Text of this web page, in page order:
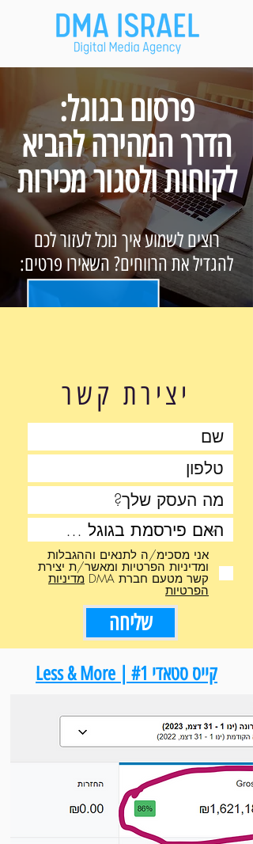
פרסום בגוגל:
הדרך המהירה להביא
לקוחות ולסגור מכירות
רוצים לשמוע איך נוכל לעזור לכם
להגדיל את הרווחים? השאירו פרטים:
יצירת קשר
אני מסכימ/ה לתנאים וההגבלות
ומדיניות הפרטיות ומאשר/ת יצירת
קשר מטעם חברת DMA מדיניות
הפרטיות
שליחה
קייס סטאדי #1 | Less & More